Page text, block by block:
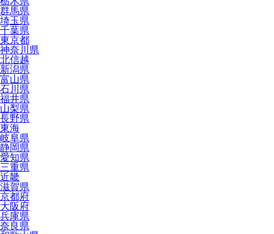
群馬県
埼玉県
千葉県
東京都
神奈川県
北信越
新潟県
富山県
石川県
福井県
山梨県
長野県
東海
岐阜県
静岡県
愛知県
三重県
近畿
滋賀県
京都府
大阪府
兵庫県
奈良県